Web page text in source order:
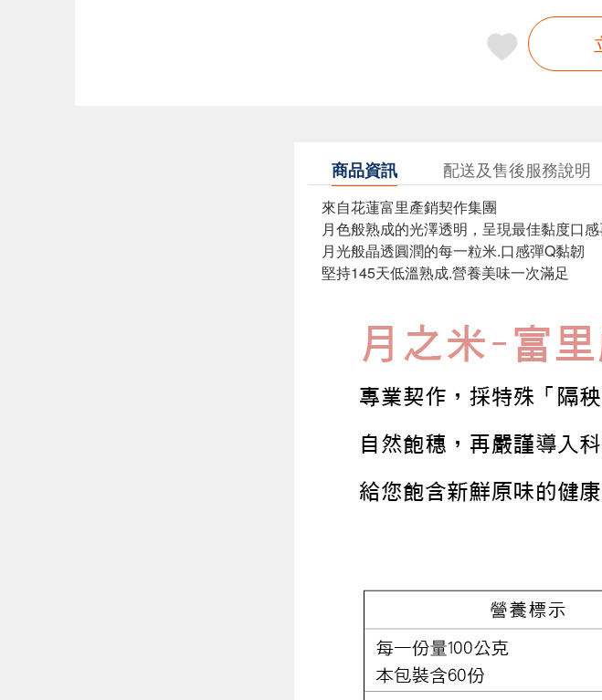
商品資訊 配送及售後服務說明
來自花蓮富里產銷契作集團
月色般熟成的光澤透明，呈現最佳黏度口
月光般晶透圓潤的每一粒米.口感彈Q黏韌
堅持145天低溫熟成.營養美味一次滿足